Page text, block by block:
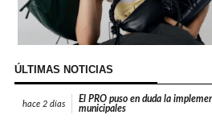
ÚLTIMAS NOTICIAS
hace 2 días
El PRO puso en duda la
municipales